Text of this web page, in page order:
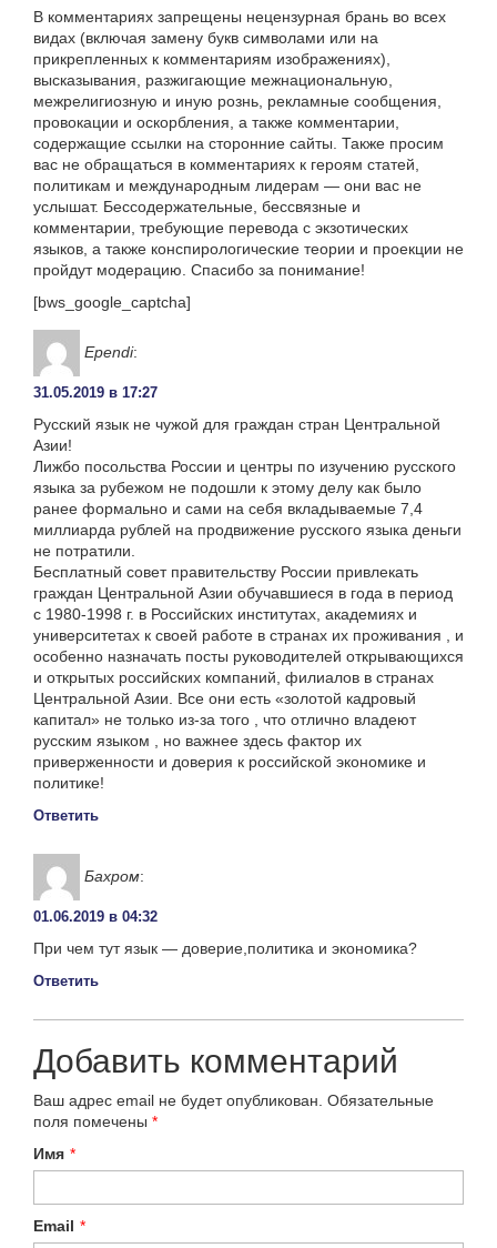
В комментариях запрещены нецензурная брань во всех
видах (включая замену букв символами или на
прикрепленных к комментариям изображениях),
высказывания, разжигающие межнациональную,
межрелигиозную и иную рознь, рекламные сообщения,
провокации и оскорбления, а также комментарии,
содержащие ссылки на сторонние сайты. Также просим
вас не обращаться в комментариях к героям статей,
политикам и международным лидерам — они вас не
услышат. Бессодержательные, бессвязные и
комментарии, требующие перевода с экзотических
языков, а также конспирологические теории и проекции не
пройдут модерацию. Спасибо за понимание!
[bws_google_captcha]
Ependi:
31.05.2019 в 17:27
Русский язык не чужой для граждан стран Центральной
Азии!
Лижбо посольства России и центры по изучению русского
языка за рубежом не подошли к этому делу как было
ранее формально и сами на себя вкладываемые 7,4
миллиарда рублей на продвижение русского языка деньги
не потратили.
Бесплатный совет правительству России привлекать
граждан Центральной Азии обучавшиеся в года в период
с 1980-1998 г. в Российских институтах, академиях и
университетах к своей работе в странах их проживания , и
особенно назначать посты руководителей открывающихся
и открытых российских компаний, филиалов в странах
Центральной Азии. Все они есть «золотой кадровый
капитал» не только из-за того , что отлично владеют
русским языком , но важнее здесь фактор их
приверженности и доверия к российской экономике и
политике!
Ответить
Бахром:
01.06.2019 в 04:32
При чем тут язык — доверие,политика и экономика?
Ответить
Добавить комментарий
Ваш адрес email не будет опубликован. Обязательные
поля помечены *
Имя *
Email *